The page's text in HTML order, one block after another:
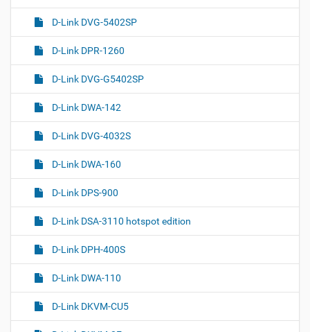
D-Link DVG-5402SP
D-Link DPR-1260
D-Link DVG-G5402SP
D-Link DWA-142
D-Link DVG-4032S
D-Link DWA-160
D-Link DPS-900
D-Link DSA-3110 hotspot edition
D-Link DPH-400S
D-Link DWA-110
D-Link DKVM-CU5